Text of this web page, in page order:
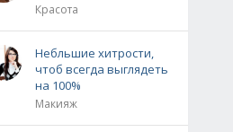
Красота
Небльшие хитрости,
чтоб всегда выглядеть
на 100%
Макияж